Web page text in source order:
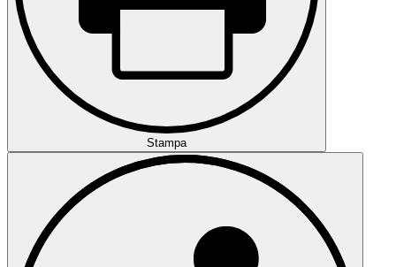
Stampa